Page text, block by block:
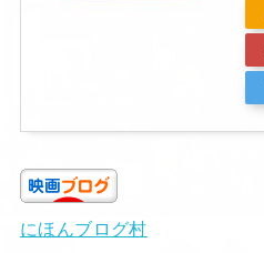
にほんブログ村